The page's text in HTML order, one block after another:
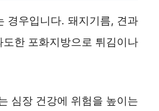
경우입니다. 돼지기름, 견과
한 포화지방으로 튀김이나
심장 건강에 위험을 높이는